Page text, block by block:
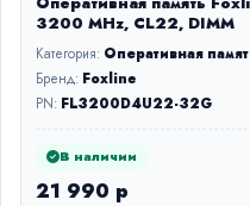
3200 MHz, CL22, DIMM
Категория: Оперативная
Бренд: Foxline
PN: FL3200D4U22-32G
В наличии
21 990 р